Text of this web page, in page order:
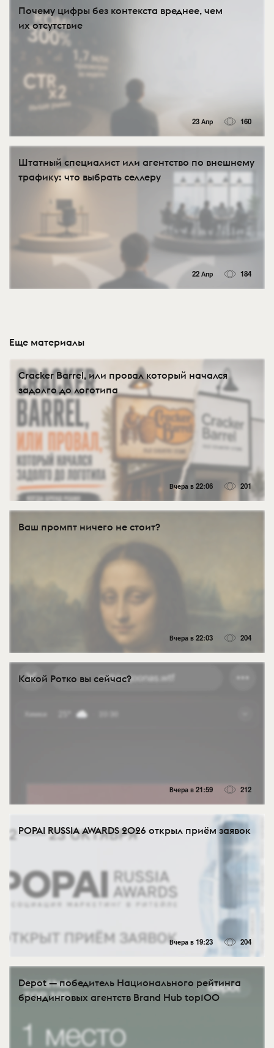
Почему цифры без контекста вреднее, чем
их отсутствие
23 Апр 160
Штатный специалист или агентство по внешнему
трафику: что выбрать селлеру
22 Апр 184
Еще материалы
Cracker Barrel, или провал который начался
задолго до логотипа
Вчера в 22:06 201
Ваш промпт ничего не стоит?
Вчера в 22:03 204
Какой Ротко вы сейчас?
Вчера в 21:59 212
POPAI RUSSIA AWARDS 2026 открыл приём заявок
Вчера в 19:23 204
Depot — победитель Национального рейтинга
брендинговых агентств Brand Hub top100